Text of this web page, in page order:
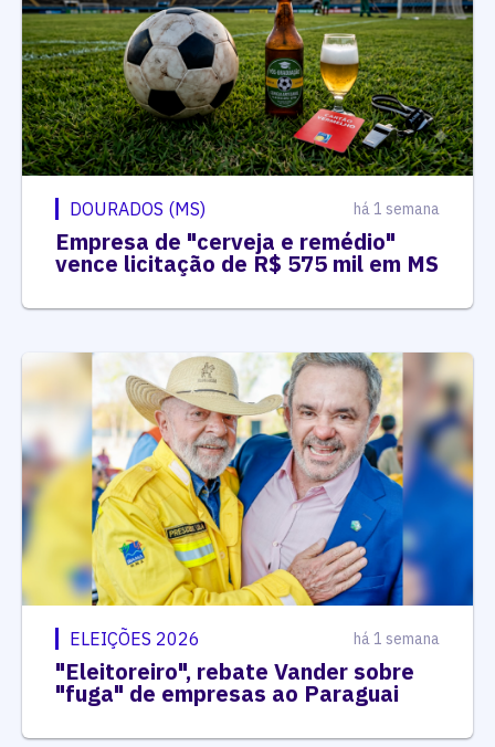
DOURADOS (MS) há 1 semana
Empresa de "cerveja e remédio"
vence licitação de R$ 575 mil em MS
ELEIÇÕES 2026 há 1 semana
"Eleitoreiro", rebate Vander sobre
"fuga" de empresas ao Paraguai